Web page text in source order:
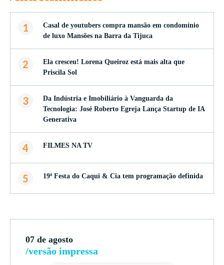
1
Casal de youtubers compra mansão em condomínio
de luxo Mansões na Barra da Tijuca
2
Ela cresceu! Lorena Queiroz está mais alta que
Priscila Sol
3
Da Indústria e Imobiliário à Vanguarda da
Tecnologia: José Roberto Egreja Lança Startup de IA
Generativa
4 FILMES NA TV
5 19ª Festa do Caqui & Cia tem programação definida
07 de agosto
/versão impressa